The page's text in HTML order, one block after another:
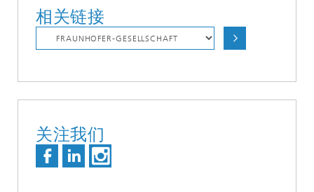
相关链接
关注我们